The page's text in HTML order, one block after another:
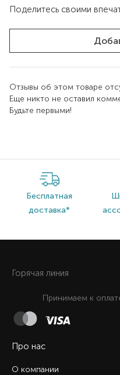
Поделитесь своими
Отзывы об этом товаре
Еще никто не оставил
Будьте первыми!
Бесплатная
доставка*
Про нас
О компании
Горячая линия
Принимаем к